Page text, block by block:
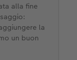
alla fine
la
un buon